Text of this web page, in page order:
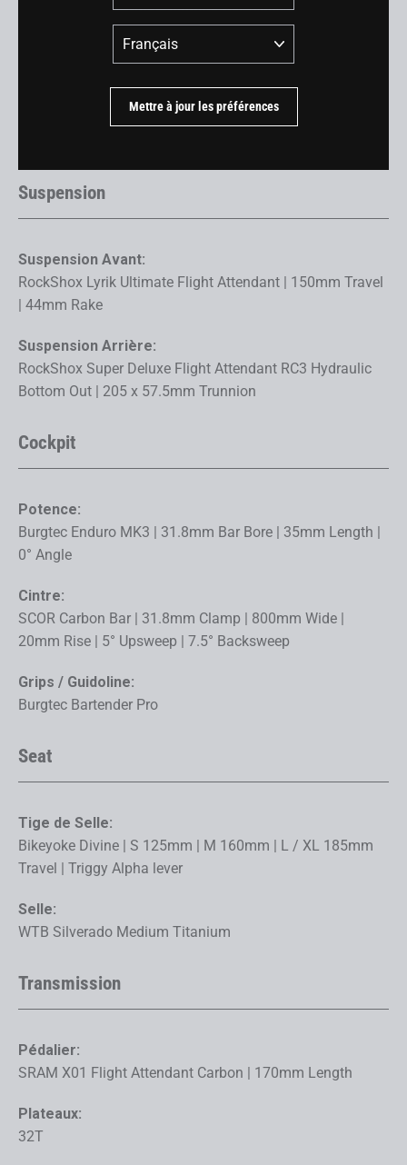
Center Linkage | 140 / 160mm Rear Wheel Travel | Fully
SRAM UDH | Lower ISCG 05 Mount / Chainguide
RockShox Lyrik Ultimate Flight Attendant | 150mm Travel
Suspension
Suspension Avant:
RockShox Lyrik Ultimate Flight Attendant | 150mm Travel
| 44mm Rake
Suspension Arrière:
RockShox Super Deluxe Flight Attendant RC3 Hydraulic
Bottom Out | 205 x 57.5mm Trunnion
Cockpit
Potence:
Burgtec Enduro MK3 | 31.8mm Bar Bore | 35mm Length |
0° Angle
Cintre:
SCOR Carbon Bar | 31.8mm Clamp | 800mm Wide |
20mm Rise | 5° Upsweep | 7.5° Backsweep
Grips / Guidoline:
Burgtec Bartender Pro
Seat
Tige de Selle:
Bikeyoke Divine | S 125mm | M 160mm | L / XL 185mm
Travel | Triggy Alpha lever
Selle:
WTB Silverado Medium Titanium
Transmission
Pédalier:
SRAM X01 Flight Attendant Carbon | 170mm Length
Plateaux:
32T
Langue
Mettre à jour les préférences